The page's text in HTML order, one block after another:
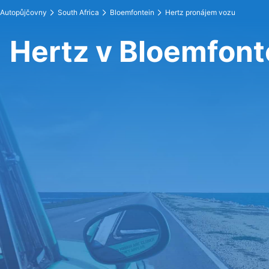
Autopůjčovny South Africa Bloemfontein Hertz pronájem vozu
Hertz v